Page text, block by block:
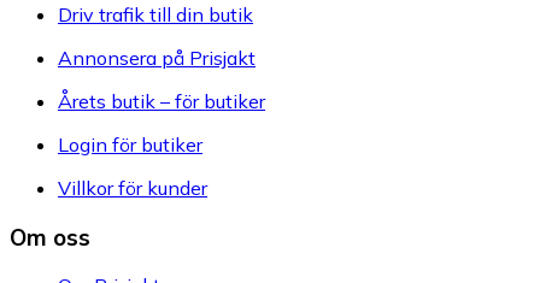
Driv trafik till din butik
Annonsera på Prisjakt
Årets butik – för butiker
Login för butiker
Villkor för kunder
Om oss